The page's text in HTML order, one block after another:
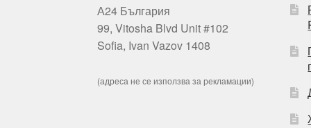
А24 България
99, Vitosha Blvd Unit #102
Sofia, Ivan Vazov 1408
(адреса не се използва за рекламации)